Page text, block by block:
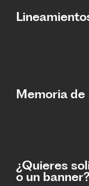
Memoria de
¿Quieres
o un